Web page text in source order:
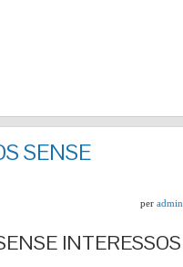
SENSE
per admin
INTERESSOS